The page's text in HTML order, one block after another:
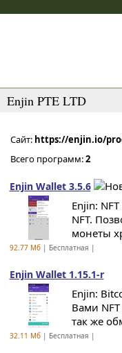
Enjin PTE LTD
Сайт: https://enjin.io/
Всего программ:2
Enjin Wallet 3.5.6
Enjin:
NFT.
монеты
92.77 Мб| Бесплатная |
Enjin Wallet 1.15.1-r
Enjin:
Вами
так же
32.11 Мб| Бесплатная |